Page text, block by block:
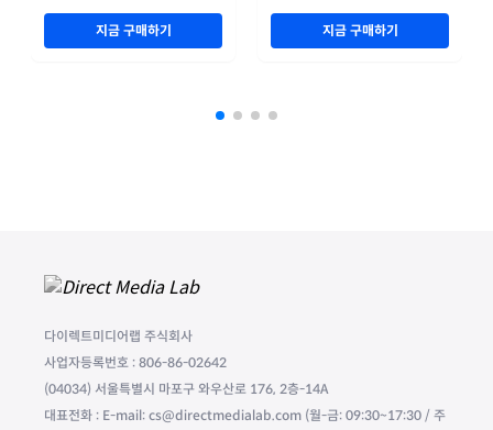
지금 구매하기 지금 구매하기
다이렉트미디어랩 주식회사
사업자등록번호 : 806-86-02642
(04034) 서울특별시 마포구 와우산로 176, 2층-14A
대표전화 : E-mail: cs@directmedialab.com (월-금: 09:30~17:30 / 주